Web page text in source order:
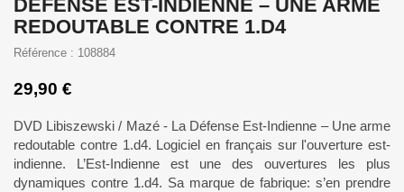
DÉFENSE EST-INDIENNE – UNE ARME
REDOUTABLE CONTRE 1.D4
Référence : 108884
29,90 €
DVD Libiszewski / Mazé - La Défense Est-Indienne – Une arme
redoutable contre 1.d4. Logiciel en français sur l'ouverture est-
indienne. L’Est-Indienne est une des ouvertures les plus
dynamiques contre 1.d4. Sa marque de fabrique: s’en prendre